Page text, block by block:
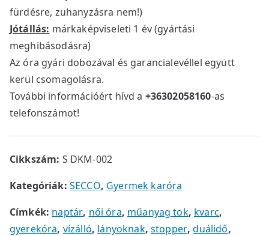
fürdésre, zuhanyzásra nem!)
Jótállás: márkaképviseleti 1 év (gyártási
meghibásodásra)
Az óra gyári dobozával és garancialevéllel együtt
kerül csomagolásra.
További információért hívd a +36302058160-as
telefonszámot!
Cikkszám: S DKM-002
Kategóriák: SECCO, Gyermek karóra
Címkék: naptár, női óra, műanyag tok, kvarc,
gyerekóra, vízálló, lányoknak,stopper,duálidő,